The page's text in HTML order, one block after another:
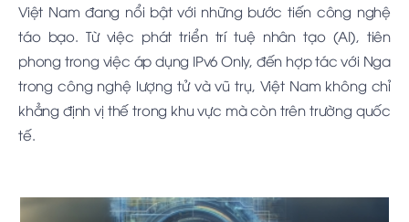
Việt Nam đang nổi bật với những bước tiến công nghệ
táo bạo. Từ việc phát triển trí tuệ nhân tạo (AI), tiên
phong trong việc áp dụng IPv6 Only, đến hợp tác với Nga
trong công nghệ lượng tử và vũ trụ, Việt Nam không chỉ
khẳng định vị thế trong khu vực mà còn trên trường quốc
tế.